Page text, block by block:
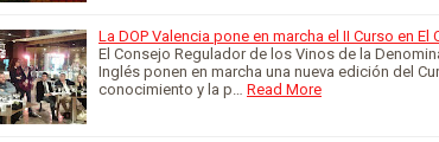
La DOP Valencia pone en marcha el II Curso en El
El Consejo Regulador de los Vinos de la
Inglés ponen en marcha una nueva edición del
conocimiento y la p…
Read More